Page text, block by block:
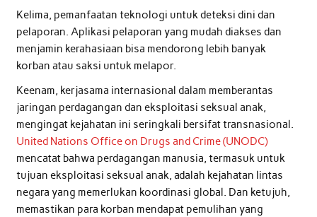
Kelima, pemanfaatan teknologi untuk deteksi dini dan
pelaporan. Aplikasi pelaporan yang mudah diakses dan
menjamin kerahasiaan bisa mendorong lebih banyak
korban atau saksi untuk melapor.
Keenam, kerjasama internasional dalam memberantas
jaringan perdagangan dan eksploitasi seksual anak,
mengingat kejahatan ini seringkali bersifat transnasional.
United Nations Office on Drugs and Crime (UNODC)
mencatat bahwa perdagangan manusia, termasuk untuk
tujuan eksploitasi seksual anak, adalah kejahatan lintas
negara yang memerlukan koordinasi global. Dan ketujuh,
memastikan para korban mendapat pemulihan yang